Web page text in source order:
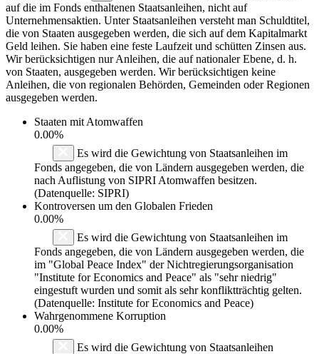
auf die im Fonds enthaltenen Staatsanleihen, nicht auf
Unternehmensaktien. Unter Staatsanleihen versteht man Schuldtitel,
die von Staaten ausgegeben werden, die sich auf dem Kapitalmarkt
Geld leihen. Sie haben eine feste Laufzeit und schütten Zinsen aus.
Wir berücksichtigen nur Anleihen, die auf nationaler Ebene, d. h.
von Staaten, ausgegeben werden. Wir berücksichtigen keine
Anleihen, die von regionalen Behörden, Gemeinden oder Regionen
ausgegeben werden.
Staaten mit Atomwaffen
0.00%
Es wird die Gewichtung von Staatsanleihen im
Fonds angegeben, die von Ländern ausgegeben werden, die
nach Auflistung von SIPRI Atomwaffen besitzen.
(Datenquelle: SIPRI)
Kontroversen um den Globalen Frieden
0.00%
Es wird die Gewichtung von Staatsanleihen im
Fonds angegeben, die von Ländern ausgegeben werden, die
im "Global Peace Index" der Nichtregierungsorganisation
"Institute for Economics and Peace" als "sehr niedrig"
eingestuft wurden und somit als sehr konfliktträchtig gelten.
(Datenquelle: Institute for Economics and Peace)
Wahrgenommene Korruption
0.00%
Es wird die Gewichtung von Staatsanleihen